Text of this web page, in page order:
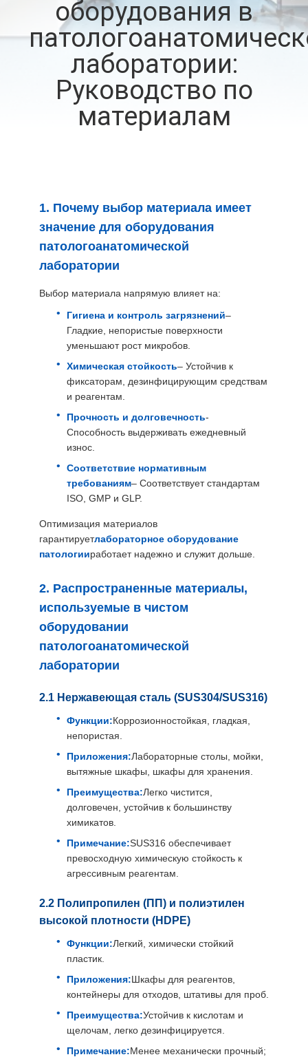
ЗАВОДУ
КОНТРОЛЬ
КАЧЕСТВА
СВЯЖИТЕСЬ
НОВОСТИ
СЛУЧАИ
ЗАПРОС
КАРТА
ПОЛИТИКА
КОНФИДЕНЦИАЛЬНОСТИ
оборудования в
лаборатории:
Руководство по
материалам
1. Почему выбор материала имеет
значение для оборудования
патологоанатомической
лаборатории
Выбор материала напрямую влияет на:
Гигиена и контроль загрязнений–
Гладкие, непористые поверхности
уменьшают рост микробов.
Химическая стойкость– Устойчив к
фиксаторам, дезинфицирующим средствам
и реагентам.
Прочность и долговечность-
Способность выдерживать ежедневный
износ.
Соответствие нормативным
требованиям– Соответствует стандартам
ISO, GMP и GLP.
Оптимизация материалов
гарантируетлабораторное оборудование
патологииработает надежно и служит дольше.
2. Распространенные материалы,
используемые в чистом
оборудовании
патологоанатомической
лаборатории
2.1 Нержавеющая сталь (SUS304/SUS316)
Функции:Коррозионностойкая, гладкая,
непористая.
Приложения:Лабораторные столы, мойки,
вытяжные шкафы, шкафы для хранения.
Преимущества:Легко чистится,
долговечен, устойчив к большинству
химикатов.
Примечание:SUS316 обеспечивает
превосходную химическую стойкость к
агрессивным реагентам.
2.2 Полипропилен (ПП) и полиэтилен
высокой плотности (HDPE)
Функции:Легкий, химически стойкий
пластик.
Приложения:Шкафы для реагентов,
контейнеры для отходов, штативы для проб.
Преимущества:Устойчив к кислотам и
щелочам, легко дезинфицируется.
Примечание:Менее механически прочный;